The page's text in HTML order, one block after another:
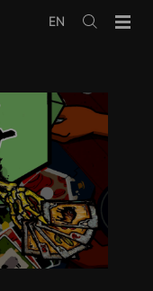
Avaa
EN